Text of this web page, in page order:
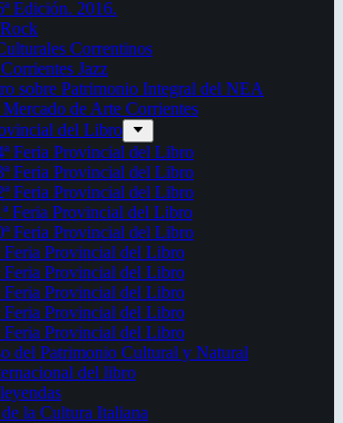
Edición. 2016.
Correntinos
Jazz
sobre Patrimonio Integral del NEA
de Arte Corrientes
del Libro
Feria Provincial del Libro
Feria Provincial del Libro
Feria Provincial del Libro
Feria Provincial del Libro
Feria Provincial del Libro
Feria Provincial del Libro
Feria Provincial del Libro
Feria Provincial del Libro
Feria Provincial del Libro
Feria Provincial del Libro
del Patrimonio Cultural y Natural
del libro
de la Cultura Italiana